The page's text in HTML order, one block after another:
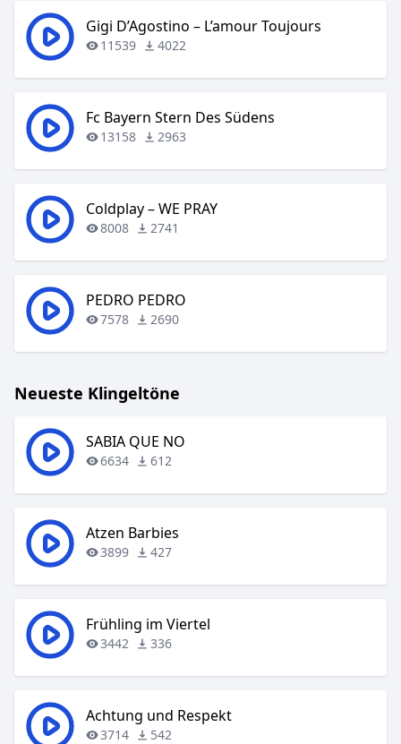
Gigi D’Agostino – L’amour Toujours
11539 4022
Fc Bayern Stern Des Südens
13158 2963
Coldplay – WE PRAY
8008 2741
PEDRO PEDRO
7578 2690
Neueste Klingeltöne
SABIA QUE NO
6634 612
Atzen Barbies
3899 427
Frühling im Viertel
3442 336
Achtung und Respekt
3714 542